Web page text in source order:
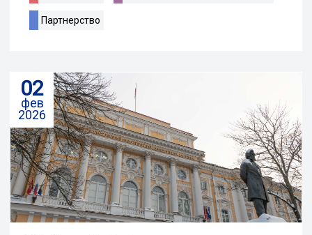
Партнерство
02
фев
2026